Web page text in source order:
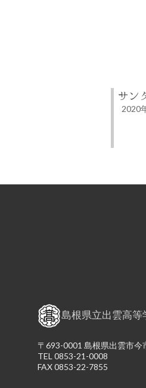
サン
2020
島根県立出雲高等
〒693-0001 島根県出雲市今
TEL 0853-21-0008
FAX 0853-22-7855